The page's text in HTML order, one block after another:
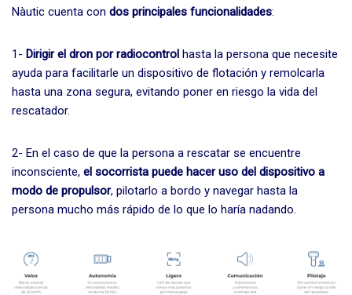
Nàutic cuenta con dos principales funcionalidades:
1- Dirigir el dron por radiocontrol hasta la persona que necesite
ayuda para facilitarle un dispositivo de flotación y remolcarla
hasta una zona segura, evitando poner en riesgo la vida del
rescatador.
2- En el caso de que la persona a rescatar se encuentre
inconsciente, el socorrista puede hacer uso del dispositivo a
modo de propulsor, pilotarlo a bordo y navegar hasta la
persona mucho más rápido de lo que lo haría nadando.